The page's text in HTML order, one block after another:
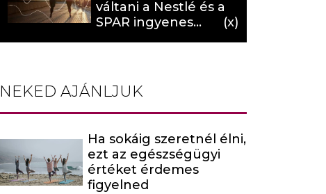
váltani a Nestlé és a
SPAR ingyenes
NEKED AJÁNLJUK
Ha sokáig szeretnél élni,
ezt az egészségügyi
értéket érdemes
figyelned